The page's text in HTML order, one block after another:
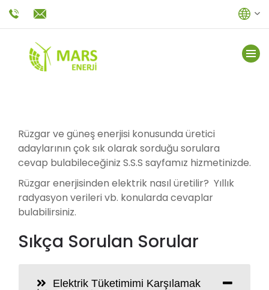
Rüzgar ve güneş enerjisi konusunda üretici
adaylarının çok sık olarak sorduğu sorulara
cevap bulabileceğiniz S.S.S sayfamız hizmetinizde.
Rüzgar enerjisinden elektrik nasıl üretilir? Yıllık
radyasyon verileri vb. konularda cevaplar
bulabilirsiniz.
Sıkça Sorulan Sorular
Elektrik Tüketimimi Karşılamak